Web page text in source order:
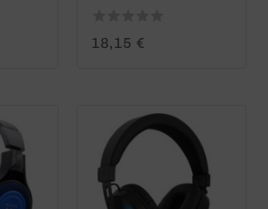
0
18,15 €